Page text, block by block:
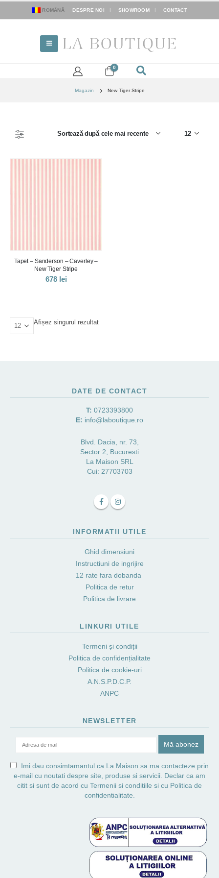
ROMÂNĂ DESPRE NOI SHOWROOM CONTACT
0
Magazin New Tiger Stripe
Tapet – Sanderson – Caverley –
New Tiger Stripe
678 lei
Afișez singurul rezultat
DATE DE CONTACT
T: 0723393800
E: info@laboutique.ro
Blvd. Dacia, nr. 73,
Sector 2, Bucuresti
La Maison SRL
Cui: 27703703
INFORMATII UTILE
Ghid dimensiuni
Instructiuni de ingrijire
12 rate fara dobanda
Politica de retur
Politica de livrare
LINKURI UTILE
Termeni și condiții
Politica de confidențialitate
Politica de cookie-uri
A.N.S.P.D.C.P.
ANPC
NEWSLETTER
Imi dau consimtamantul ca La Maison sa ma contacteze prin
e-mail cu noutati despre site, produse si servicii. Declar ca am
citit si sunt de acord cu Termenii si conditiile si cu Politica de
confidentialitate.